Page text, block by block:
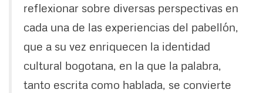
reflexionar sobre diversas perspectivas en
cada una de las experiencias del pabellón,
que a su vez enriquecen la identidad
cultural bogotana, en la que la palabra,
tanto escrita como hablada, se convierte